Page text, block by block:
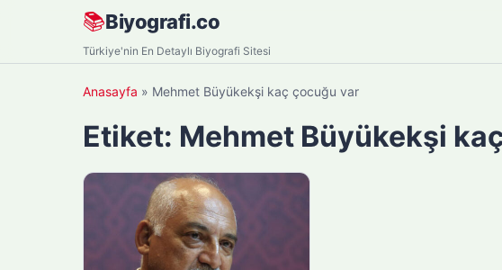
📚Biyografi.co
Türkiye'nin En Detaylı Biyografi Sitesi
Anasayfa » Mehmet Büyükekşi kaç çocuğu var
Etiket: Mehmet Büyükekşi